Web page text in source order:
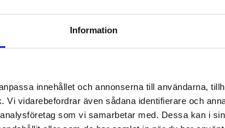
Information
innehållet och annonserna till användarna,
vidarebefordrar även sådana identifierare och
som vi samarbetar med. Dessa kan i
Storlekssulor
Alpinas Pjäxor -
dig justera
Kombipjäxa för avsmalnande
rullskidköp
2 095KR